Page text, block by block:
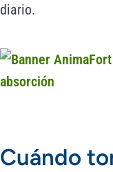
diario.
Cuándo